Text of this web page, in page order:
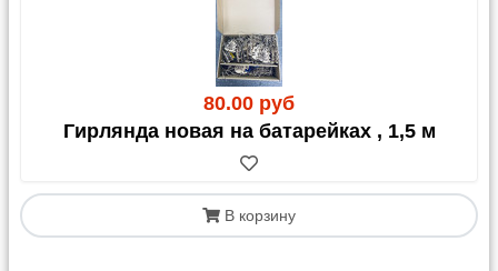
80.00 руб
Гирлянда новая на батарейках , 1,5 м
В корзину